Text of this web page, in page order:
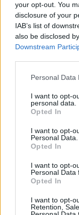
your opt-out. You
disclosure of your
IAB’s list of
also be disclosed
Downstream
Please note that
not limited to your
grant or deny
use your data for
consent section.
Personal Data
I want to opt-
personal data.
Opted In
I want to opt-
Personal Data.
Opted In
I want to opt-
Personal Data
Opted In
I want to opt-
Retention,
Mario
Paolo